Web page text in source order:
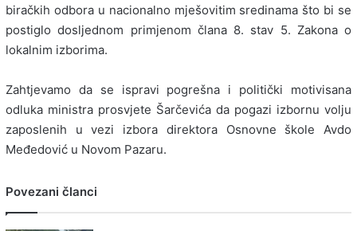
biračkih odbora u nacionalno mješovitim sredinama što bi se
postiglo dosljednom primjenom člana 8. stav 5. Zakona o
lokalnim izborima.
Zahtjevamo da se ispravi pogrešna i politički motivisana
odluka ministra prosvjete Šarčevića da pogazi izbornu volju
zaposlenih u vezi izbora direktora Osnovne škole Avdo
Međedović u Novom Pazaru.
Povezani članci